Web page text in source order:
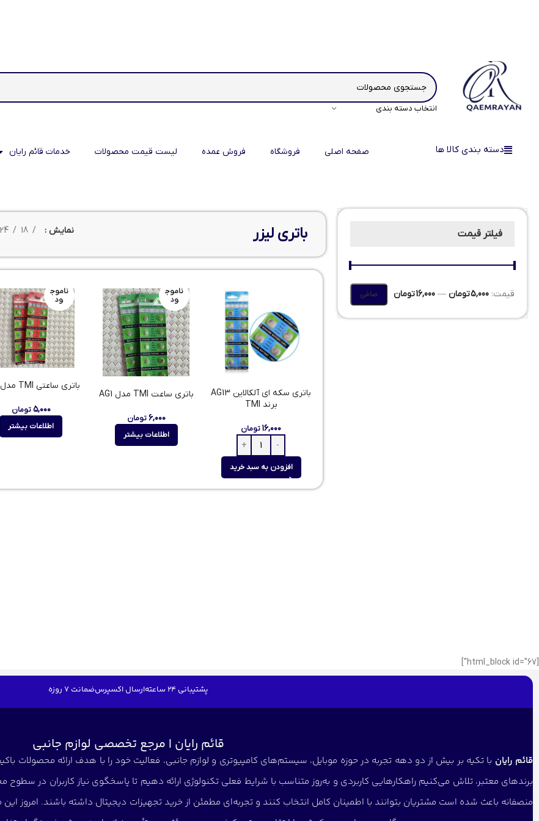
انتخاب دسته بندی
دسته بندی کالا ها صفحه اصلی فروشگاه فروش عمده لیست قیمت محصولات خدمات قائم رایان
فیلتر قیمت
صافی قيمت: 5,000 تومان — 16,000 تومان
باتری لیزر نمایش 18
24
باتری سکه ای آلکالاین AG13
برند TMI
۱۶,۰۰۰ تومان
افزودن به سبد خرید
ناموج
ود
باتری ساعت TMI مدل AG1
۶,۰۰۰ تومان
اطلاعات بیشتر
ناموج
ود
باتری ساعتی TMI مدل AG4
۵,۰۰۰ تومان
اطلاعات بیشتر
[html_block id="67"]
پشتیبانی 24 ساعته ارسال اکسپرسضمانت 7 روزه
قائم رایان | مرجع تخصصی لوازم جانبی
قائم رایان با تکیه بر بیش از دو دهه تجربه در حوزه موبایل، سیستم‌های کامپیوتری و لوازم جانبی، فعالیت خود را با هدف ارائه محصولات
برندهای معتبر، تلاش می‌کنیم راهکارهایی کاربردی و به‌روز متناسب با شرایط فعلی تکنولوژی ارائه دهیم تا پاسخگوی نیاز کاربران در سطوح
منصفانه باعث شده است مشتریان بتوانند با اطمینان کامل انتخاب کنند و تجربه‌ای مطمئن از خرید تجهیزات دیجیتال داشته باشند.